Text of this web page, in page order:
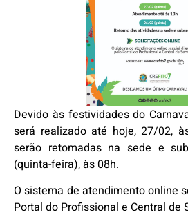
Devido às festividades do
será realizado até hoje, 27/02,
serão retomadas na sede e
(quinta-feira), às 08h.
O sistema de atendimento online
Portal do Profissional e Central de